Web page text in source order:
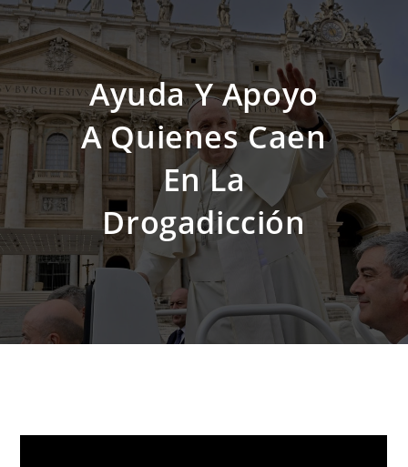
Ayuda Y Apoyo
A Quienes Caen
En La
Drogadicción